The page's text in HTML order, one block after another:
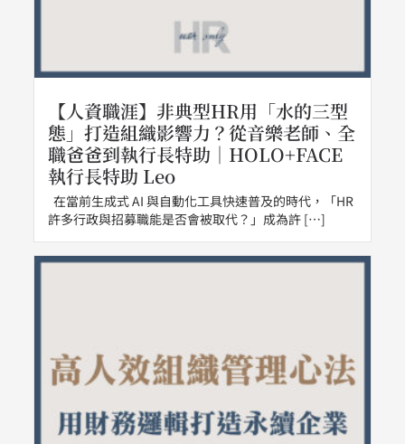
【人資職涯】非典型HR用「水的三型
態」打造組織影響力？從音樂老師、全
職爸爸到執行長特助｜HOLO+FACE
執行長特助 Leo
在當前生成式 AI 與自動化工具快速普及的時代，「HR
許多行政與招募職能是否會被取代？」成為許 […]